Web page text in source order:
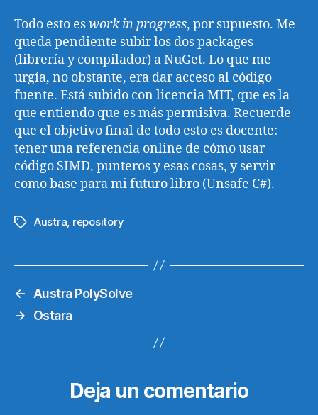
Todo esto eswork in progress, por supuesto. Me
queda pendiente subir los dos packages
(librería y compilador) a NuGet. Lo que me
urgía, no obstante, era dar acceso al código
fuente. Está subido con licencia MIT, que es la
que entiendo que es más permisiva. Recuerde
que el objetivo final de todo esto es docente:
tener una referencia online de cómo usar
código SIMD, punteros y esas cosas, y servir
como base para mi futuro libro (Unsafe C#).
Etiquetas
Austra, repository
←
Austra PolySolve
→
Ostara
Deja un comentario